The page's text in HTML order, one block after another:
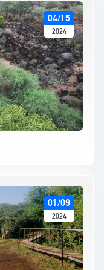
04/15
2024
01/09
2024